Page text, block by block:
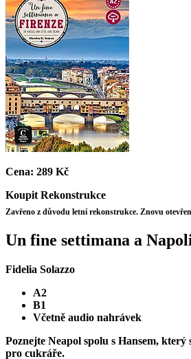
Cena: 289 Kč
Koupit Rekonstrukce
Zavřeno z důvodu letní rekonstrukce. Znovu
Un fine settimana a
Fidelia Solazzo
A2
B1
Včetně audio nahrávek
Poznejte Neapol spolu s Hansem, který
pro cukráře.